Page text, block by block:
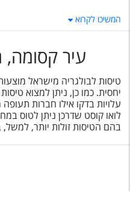
יחסית. משדה התעופה ניתן
קווים שנוסעים ללב העיר וכן
עם נמל התעופה.
המשיכו לקרוא
עיר קסומה,
טיסות לבולגריה מישראל
יחסית. כמו כן, ניתן למצוא
עלויות בדקו אילו חברות
לואו קוסט שדרכן ניתן לטוס
בהם הטיסות זולות יותר,